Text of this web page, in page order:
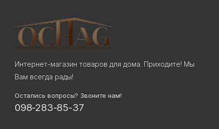
Интернет-магазин товаров для дома. Приходите! Мы
Вам всегда рады!
Остались вопросы? Звоните нам!
098-283-85-37